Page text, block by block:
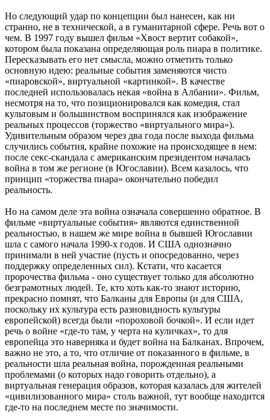
Но следующий удар по концепции был нанесен, как ни
странно, не в технической, а в гуманитарной сфере. Речь вот о
чем. В 1997 году вышел фильм «Хвост вертит собакой»,
котором была показана определяющая роль пиара в политике.
Пересказывать его нет смысла, можно отметить только
основную идею: реальные события заменяются чисто
«пиаровской», виртуальной «картинкой». В качестве
последней использовалась некая «война в Албании». Фильм,
несмотря на то, что позиционировался как комедия, стал
культовым и большинством воспринялся как изображение
реальных процессов (торжество «виртуального мира»).
Удивительным образом через два года после выхода фильма
случились события, крайне похожие на происходящее в нем:
после секс-скандала с американским президентом началась
война в том же регионе (в Югославии). Всем казалось, что
принцип «торжества пиара» окончательно победил
реальность.
Но на самом деле эта война означала совершенно обратное. В
фильме «виртуальные события» являются единственной
реальностью, в нашем же мире война в бывшей Югославии
шла с самого начала 1990-х годов. И США однозначно
принимали в ней участие (пусть и опосредованно, через
поддержку определенных сил). Кстати, что касается
пророчества фильма - оно существует только для абсолютно
безграмотных людей. Те, кто хоть как-то знают историю,
прекрасно помнят, что Балканы для Европы (и для США,
поскольку их культура есть разновидность культуры
европейской) всегда были «пороховой бочкой». И если идет
речь о войне «где-то там, у черта на куличках», то для
европейца это наверняка и будет война на Балканах. Впрочем,
важно не это, а то, что отличие от показанного в фильме, в
реальности шла реальная война, порожденная реальными
проблемами (о которых надо говорить отдельно), а
виртуальная генерация образов, которая казалась для жителей
«цивилизованного мира» столь важной, тут вообще находится
где-то на последнем месте по значимости.